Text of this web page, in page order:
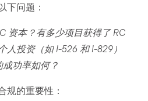
下问题：
资本？有多少项目获得了 RC
人投资（如 I-526 和 I-829）
成功率如何？
规的重要性：